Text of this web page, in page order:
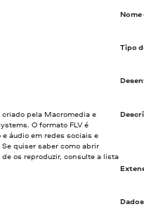
pela Macromedia e
O formato FLV é
áudio em redes sociais e
quiser saber como abrir
os reproduzir, consulte a lista
Tipo